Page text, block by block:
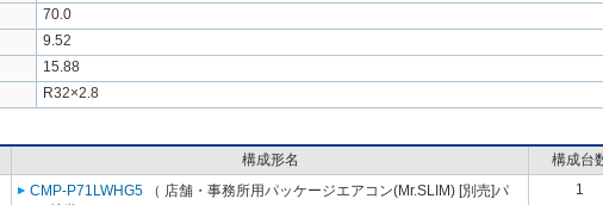
70.0
9.52
15.88
R32×2.8
構成形名
構成台
CMP-P71LWHG5 （ 店舗・事務所用パッケージエアコン(Mr.SLIM) [別売]パ
1